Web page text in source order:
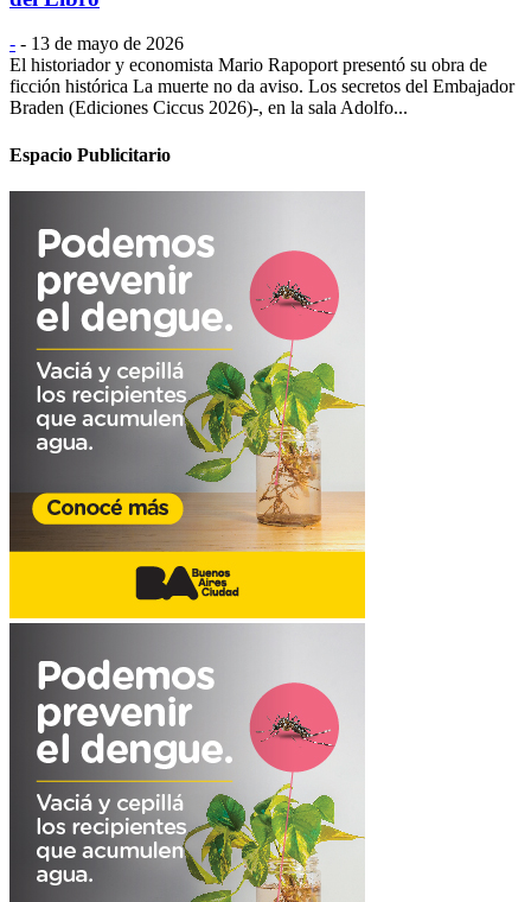
- - 13 de mayo de 2026
El historiador y economista Mario Rapoport presentó su obra de
ficción histórica La muerte no da aviso. Los secretos del Embajador
Braden (Ediciones Ciccus 2026)-, en la sala Adolfo...
Espacio Publicitario